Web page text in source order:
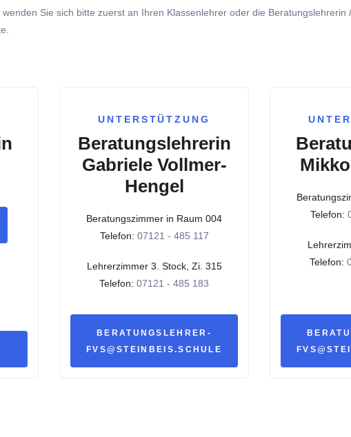
Sie sich bitte zuerst an Ihren Klassenlehrer oder die
UNTERSTÜTZUNG
Beratungslehrerin
Gabriele Vollmer-
Hengel
Beratungszimmer in Raum 004
Telefon: 07121 - 485 117
Lehrerzimmer 3. Stock, Zi. 315
Telefon: 07121 - 485 183
BERATUNGSLEHRER-
FVS@STEINBEIS.SCHULE
Telefon:
Telefon: